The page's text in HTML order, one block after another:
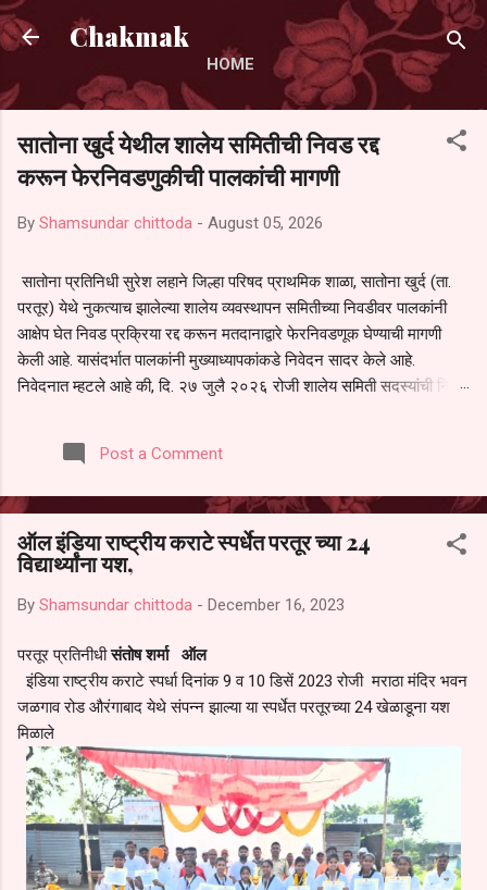
Skip to main content
Chakmak
HOME
सातोना खुर्द येथील शालेय समितीची निवड रद्द
करून फेरनिवडणुकीची पालकांची मागणी
By Shamsundar chittoda - August 05, 2026
सातोना प्रतिनिधी सुरेश लहाने जिल्हा परिषद प्राथमिक शाळा, सातोना खुर्द (ता.
परतूर) येथे नुकत्याच झालेल्या शालेय व्यवस्थापन समितीच्या निवडीवर पालकांनी
आक्षेप घेत निवड प्रक्रिया रद्द करून मतदानाद्वारे फेरनिवडणूक घेण्याची मागणी
केली आहे. यासंदर्भात पालकांनी मुख्याध्यापकांकडे निवेदन सादर केले आहे.
निवेदनात म्हटले आहे की, दि. २७ जुलै २०२६ रोजी शालेय समिती सदस्यांची निवड
पालकांना देण्यात आली नसल्याने मोठ्या संख्येने पालक बैठकीस उपस्थित राहू शकले
नाहीत. तसेच सर्व पालकांना विश्वासात न घेता निवड प्रक्रिया पूर्ण करण्यात
करण्यात यावी आणि सर्व पालकांच्या उपस्थितीत मतदान पद्धतीने शालेय समितीची
फेरनिवडणूक घेण्यात यावी, अशी मागणी पालकांनी केली आहे. या निवेदनाच्या प्रती
जिल्हा शिक्षण अधिकारी (प्राथमिक), जालना तसेच तालुका शिक्षण अधिकारी,
परतूर यांनाही पाठविण्यात आल्या असून प्रशासन याबाबत काय निर्णय घेते, याकडे
Post a Comment
ऑल इंडिया राष्ट्रीय कराटे स्पर्धेत परतूर च्या 24
विद्यार्थ्यांना यश,
By Shamsundar chittoda - December 16, 2023
परतूर प्रतिनीधीसंतोष शर्मा ऑल
इंडिया राष्ट्रीय कराटे स्पर्धा दिनांक 9 व 10 डिसें 2023 रोजी मराठा मंदिर भवन
जळगाव रोड औरंगाबाद येथे संपन्न झाल्या या स्पर्धेत परतूरच्या 24 खेळाडूना यश
मिळाले